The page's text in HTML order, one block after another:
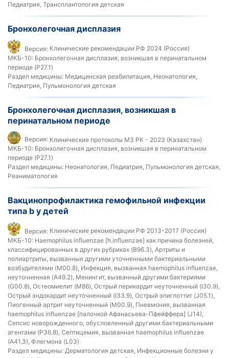
Педиатрия, Трансплантология детская
Бронхолегочная дисплазия
Версия: Клинические рекомендации РФ 2024 (Россия)
МКБ-10: Бронхолегочная дисплазия, возникшая в перинатальном
периоде (P27.1)
Раздел медицины: Медицинская реабилитация, Неонатология,
Педиатрия, Пульмонология детская
Бронхолегочная дисплазия, возникшая в
перинатальном периоде
Версия: Клинические протоколы МЗ РК - 2023 (Казахстан)
МКБ-10: Бронхолегочная дисплазия, возникшая в перинатальном
периоде (P27.1)
Раздел медицины: Неонатология, Педиатрия, Пульмонология детская,
Реаниматология
Вакцинопрофилактика гемофильной инфекции
типа b у детей
Версия: Клинические рекомендации РФ 2013-2017 (Россия)
МКБ-10: Haemophilus influenzae [h.influenzae] как причина болезней,
классифицированных в других рубриках (B96.3), Артриты и
полиартриты, вызванные другими уточненными бактериальными
возбудителями (M00.8), Инфекция, вызванная haemophilus influenzae,
неуточненная (A49.2), Менингит, вызванный другими бактериями
(G00.8), Остеомиелит (M86), Острый перикардит неуточненный (I30.9),
Острый эндокардит неуточненный (I33.9), Острый эпиглоттит (J05.1),
Пиогенный артрит неуточненный (M00.9), Пневмония, вызванная
haemophilus influenzae [палочкой Афанасьева-Пфейффера] (J14),
Сепсис новорожденного, обусловленный другими бактериальными
агентами (P36.8), Септицемия, вызванная haemophilus influenzae
(A41.3), Флегмона (L03)
Раздел медицины: Дерматология детская, Инфекционные болезни у